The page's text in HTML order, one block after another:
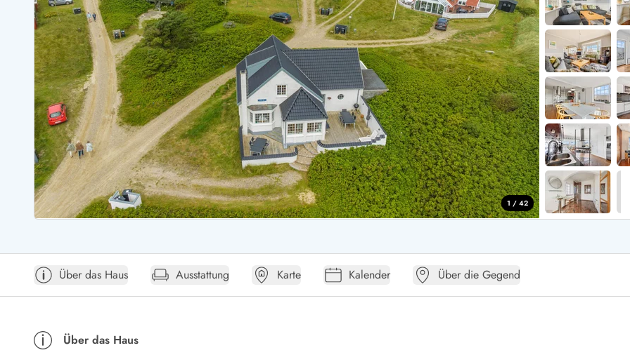
Ferienhäuser BjerregardFerienhäuser BlavandFerienhäuser Hvide SandeFerienhäuser Sondervig
Ferienhäuser Argab
Ferienhäuser in Arrild
Ferienhäuser Bjerregard
Ferienhäuser Blavand
Ferienhäuser Bork Havn
Ferienhäuser Fjand
Ferienhäuser Fanö
Ferienhäuser Graerup Strand
Ferienhäuser Haurvig
Ferienhäuser Henne Strand
Ferienhäuser Ho
Ferienhäuser Houstrup
Ferienhäuser Houvig
Ferienhäuser auf Holmsland Klit
Ferienhäuser in Holmsland
Ferienhäuser Hvide Sande
Ferienhäuser Jegum
Ferienhäuser Klegod
Ferienhäuser Lodbjerg Hede
Ferienhäuser Nr. Lyngvig
Ferienhäuser in
Ferienhäuser
Ferienhäuser
Ferienhäuser
Ferienhäuser
Ferienhäuser in
Ferienhäuser
Ferienhäuser
Ferienhäuser
Öffnungszeiten
Anreise
Ferienhaus ABC
Häufige Fragen zur Buchung
1 / 42
Über das Haus Ausstattung Karte Kalender Über die Gegend
Über das Haus